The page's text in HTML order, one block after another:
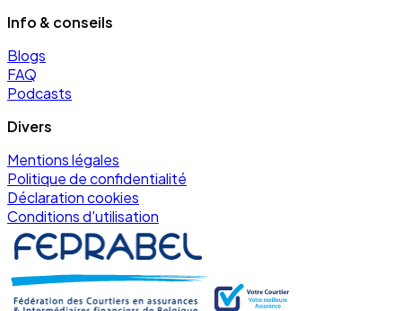
Info & conseils
Blogs
FAQ
Podcasts
Divers
Mentions légales
Politique de confidentialité
Déclaration cookies
Conditions d'utilisation